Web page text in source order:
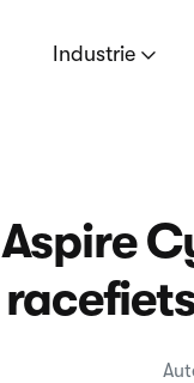
Industrie
Aspire